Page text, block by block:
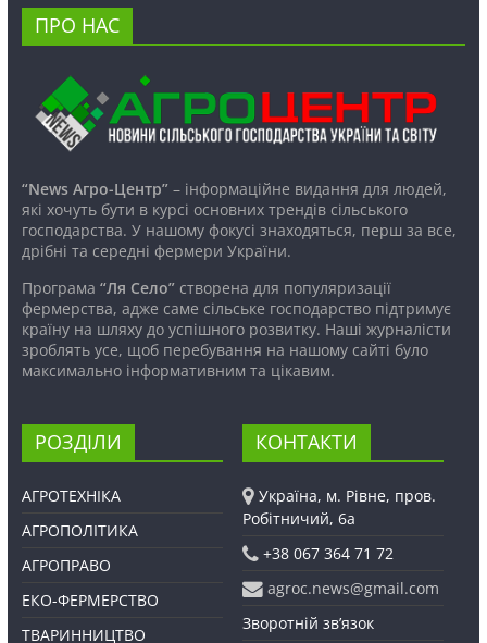
ПРО НАС
“News Агро-Центр”– інформаційне видання для людей,
які хочуть бути в курсі основних трендів сільського
господарства. У нашому фокусі знаходяться, перш за все,
дрібні та середні фермери України.
Програма “Ля Село”створена для популяризації
фермерства, адже саме сільське господарство підтримує
країну на шляху до успішного розвитку. Наші журналісти
зроблять усе, щоб перебування на нашому сайті було
максимально інформативним та цікавим.
РОЗДІЛИ
АГРОТЕХНІКА
АГРОПОЛІТИКА
АГРОПРАВО
ЕКО-ФЕРМЕРСТВО
ТВАРИННИЦТВО
КОНТАКТИ
Україна, м. Рівне, пров.
Робітничий, 6а
+38 067 364 71 72
agroc.news@gmail.com
Зворотній зв’язок